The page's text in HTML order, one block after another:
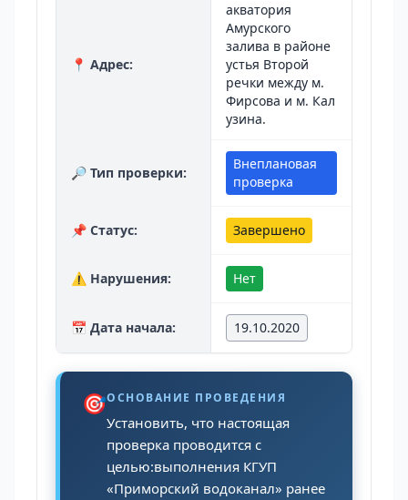
📍 Адрес:
акватория
Амурского
залива в районе
устья Второй
речки между м.
Фирсова и м. Кал
узина.
🔎 Тип проверки:
Внеплановая
проверка
📌 Статус: Завершено
⚠️ Нарушения: Нет
📅 Дата начала: 19.10.2020
🎯ОСНОВАНИЕ ПРОВЕДЕНИЯ
Установить, что настоящая
проверка проводится с
целью:выполнения КГУП
«Приморский водоканал» ранее